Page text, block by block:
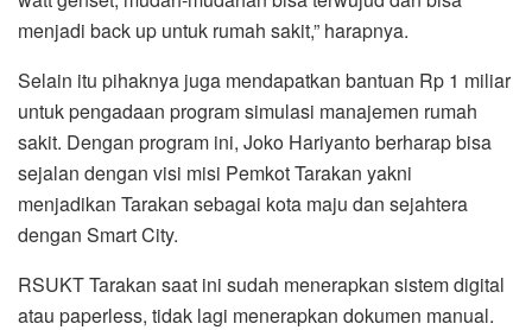
menjadi back up untuk rumah sakit,” harapnya.
Selain itu pihaknya juga mendapatkan bantuan Rp 1 miliar
untuk pengadaan program simulasi manajemen rumah
sakit. Dengan program ini, Joko Hariyanto berharap bisa
sejalan dengan visi misi Pemkot Tarakan yakni
menjadikan Tarakan sebagai kota maju dan sejahtera
dengan Smart City.
RSUKT Tarakan saat ini sudah menerapkan sistem digital
atau paperless, tidak lagi menerapkan dokumen manual.